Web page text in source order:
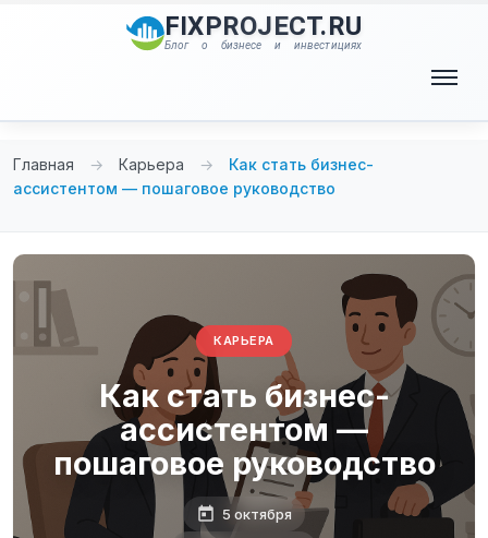
FIXPROJECT.RU
Блог о бизнесе и инвестициях
Главная → Карьера →
Как стать бизнес-
ассистентом — пошаговое руководство
КАРЬЕРА
Как стать бизнес-
ассистентом —
пошаговое руководство
5 октября